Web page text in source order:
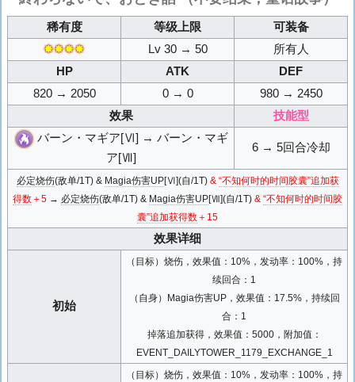
稀有度 等级上限
可装备
✸✸✸✸
Lv 30 → 50
所有人
HP
ATK
DEF
820 → 2050
0 → 0
980 → 2450
效果
技能型
バーン・マギア[Ⅵ] → バーン・マギ
ア[Ⅶ]
6 → 5回合冷却
必定烧伤(敌单/1T) & Magia伤害UP[Ⅵ](自/1T)& “不知何时的时间胶囊”追加获
得数 ＋5 → 必定烧伤(敌单/1T) & Magia伤害UP[Ⅶ](自/1T) & “不知何时的时间胶
囊”追加获得数 ＋15
效果详细
初始
（目标）烧伤，效果值：10%，发动率：100%，持
续回合：1
（自身）Magia伤害UP，效果值：17.5%，持续回
合：1
掉落追加获得，效果值：5000，附加值：
EVENT_DAILYTOWER_1179_EXCHANGE_1
（目标）烧伤，效果值：10%，发动率：100%，持